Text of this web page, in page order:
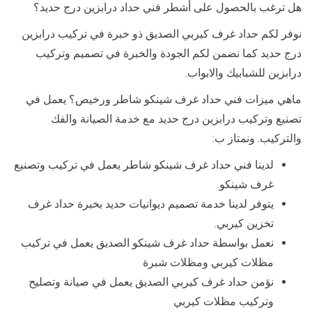
هل ترغب بالحصول على أشطر فني حداد درابزين درج حديد؟
نوفر لكم حداد غرف كيربي الصديق ذو خبرة في تركيب درابزين
درج حديد كما نضمن لكم الجودة والخبرة في تصميم وتركيب
درابزين للشبابيك والابواب.
ماهي ميزات فني حداد غرف شينكو شاطر ورخيص؟ يعمل في
تصنيع وتركيب درابزين درج حديد مع خدمة الصيانة والفك
والتركيب. ونمتاز ب:
لدينا فني حداد غرف شينكو شاطر يعمل في تركيب وتصنيع
غرف شينكو.
يتوفر لدينا خدمة تصميم ديوانيات حديد بخبرة حداد غرف
تخزين كيربي.
نعمل بواسطة حداد غرف شينكو الصديق يعمل في تركيب
مظلات كيربي ومظلات شبرة
نؤمن حداد غرف كيربي الصديق يعمل في صيانة وتصليح
وتركيب مظلات كيربي